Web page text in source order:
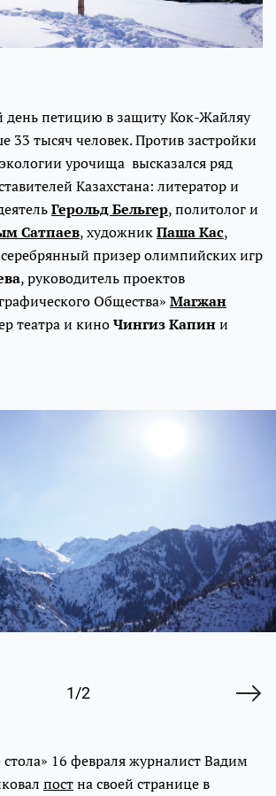
день петицию в защиту Кок-Жайляу
33 тысяч человек. Против застройки
урочища высказался ряд
Казахстана: литератор и
Герольд Бельгер, политолог и
Сатпаев, художникПаша Кас,
призер олимпийских игр
, руководитель проектов
Общества» Магжан
театра и киноЧингиз Капини
1/2
стола» 16 февраля журналист Вадим
постна своей странице в